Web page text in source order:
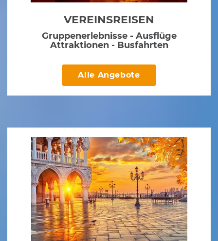
VEREINSREISEN
Gruppenerlebnisse - Ausflüge
Attraktionen - Busfahrten
Alle Angebote